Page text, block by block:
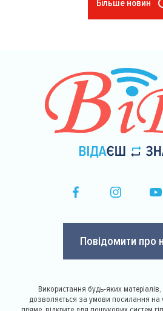
Більше новин
Повідомити про
Використання будь-яких
дозволяється за умови посилання